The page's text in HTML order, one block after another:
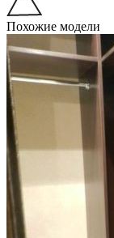
Похожие модели